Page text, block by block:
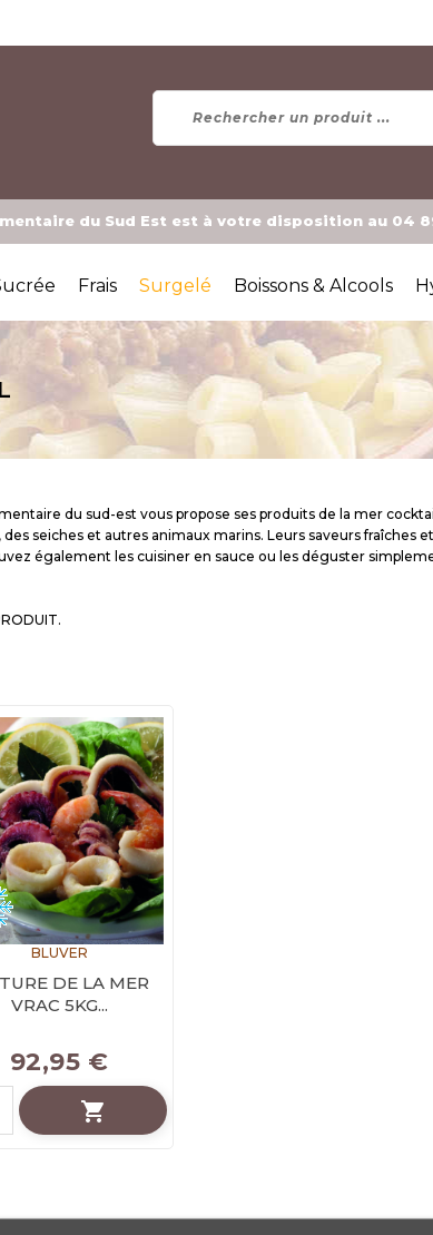
du Sud Est est à votre disposition au 04
Frais Surgelé Boissons & Alcools
du sud-est vous propose ses produits de la mer
des seiches et autres animaux marins. Leurs saveurs fraîches
également les cuisiner en sauce ou les déguster
BLUVER
DE LA MER
VRAC 5KG...
92,95 €
